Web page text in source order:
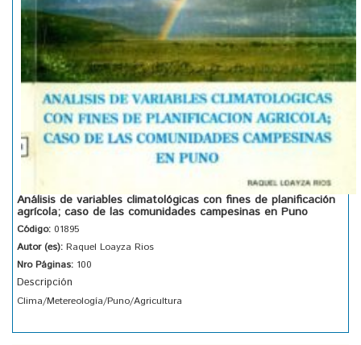
Análisis de variables climatológicas con fines de planificación
agrícola; caso de las comunidades campesinas en Puno
Código: 01895
Autor (es): Raquel Loayza Rios
Nro Páginas: 100
Descripción
Clima/Metereología/Puno/Agricultura